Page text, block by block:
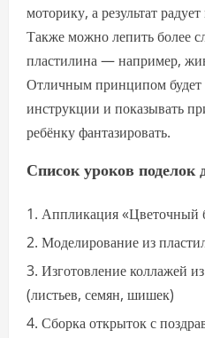
моторику, а результат
Также можно лепить более
пластилина — например,
Отличным принципом
инструкции и показывать
ребёнку фантазировать.
Список уроков
Аппликация «Цветочный
Моделирование из
Изготовление коллажей
(листьев, семян, шишек)
Сборка открыток с